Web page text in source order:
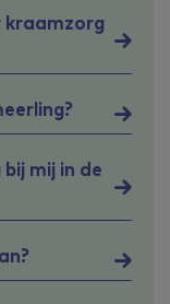
kraamzorg
mij in de